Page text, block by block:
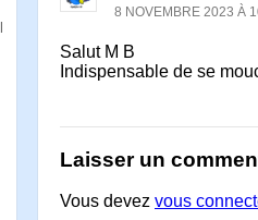
8 NOVEMBRE 2023 À
Salut M B
Indispensable de se
Laisser un
Vous devez vous